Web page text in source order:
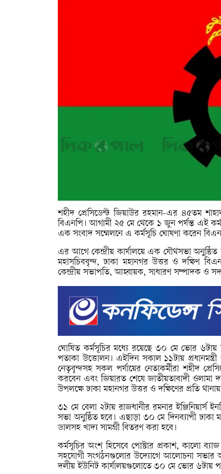
শহীদ প্রেসিডেন্ট জিয়াউর রহমান-এর ৪৫তম
বিএনপি। আগামী ২৫ মে থেকে ১ জুন পর্যন্ত এই
এক সংবাদ সম্মেলনে এ কর্মসূচি ঘোষণা করেন
এর আগে কেন্দ্রীয় কার্যালয়ে এক যৌথসভা
মহাসচিববৃন্দ, ঢাকা মহানগর উত্তর ও দক্ষিণ
কেন্দ্রীয় সভাপতি, আহ্বায়ক, সাধারণ সম্পাদক ও
ঘোষিত কর্মসূচির মধ্যে রয়েছে ৩০ মে ভোর ৬টায়
পতাকা উত্তোলন। এইদিন সকাল ১১টায়
নেতৃবৃন্দসহ সকল পর্যায়ের নেতাকর্মীরা শহীদ
করবেন এবং জিয়ারত শেষে জাতীয়তাবাদী ওলামা
উপলক্ষে ঢাকা মহানগর উত্তর ও দক্ষিণের প্রতি
৩১ মে বেলা ২টায় রাজধানীর রমনার
সভা অনুষ্ঠিত হবে। এছাড়া ৩০ মে দিনব্যাপী ঢাকা
ডালসহ খাদ্য সামগ্রী বিতরণ করা হবে।
কর্মসূচির অংশ হিসেবে পোস্টার প্রকাশ, কালো
সহযোগী সংগঠনগুলোর উদ্যোগে আলোচনা সভার
দলীয় ইউনিট কার্যালয়গুলোতে ৩০ মে ভোর ৬টায়